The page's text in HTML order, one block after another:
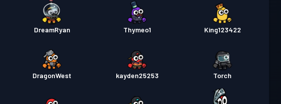
DreamRyan Thymeo1 King123422
DragonWest kayden25253 Torch